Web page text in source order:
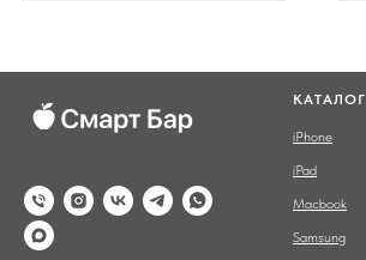
КАТАЛОГ
iPhone
iPad
Macbook
Samsung